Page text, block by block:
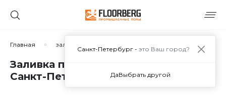
Главная заливка промышленных полов
Заливка промышленных полов в
Санкт-Петербурге
Санкт-Петербург - это Ваш город?
ДаВыбрать другой